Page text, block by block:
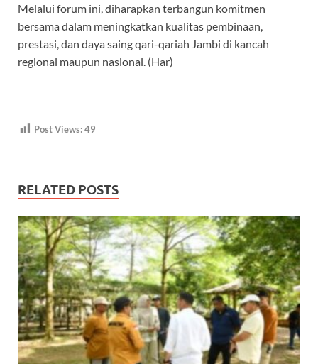
Melalui forum ini, diharapkan terbangun komitmen
bersama dalam meningkatkan kualitas pembinaan,
prestasi, dan daya saing qari-qariah Jambi di kancah
regional maupun nasional. (Har)
Post Views:49
RELATED POSTS